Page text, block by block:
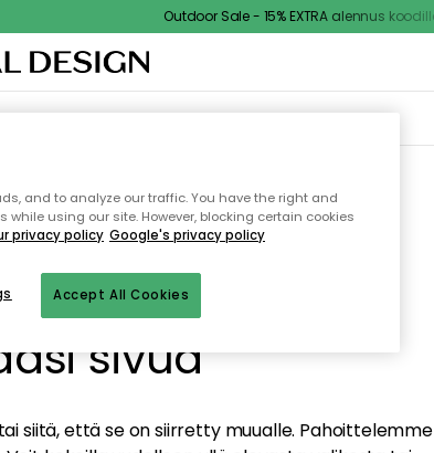
Outdoor Sale - 15% EXTRA alennus koodilla
KEITTIÖSÄILYTYSULKOKALUSTEET
löydä
sivua
siitä, että se on siirretty muualle. Pahoittelemme
and to analyze our traffic. You have the right and
using our site. However, blocking certain cookies
privacy policy Google's privacy policy
Accept All Cookies